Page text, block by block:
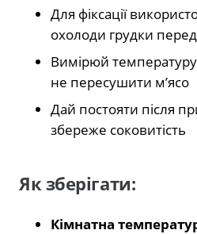
Для фіксації
охолоди грудки
Вимірюй
не пересушити м’ясо
Дай постояти після
збереже соковитість
Як зберігати:
Кімнатна